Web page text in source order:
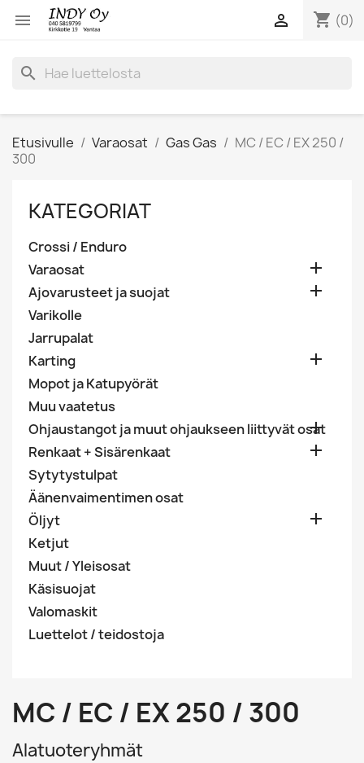
 shopping_cart (0)

search
Etusivulle Varaosat Gas Gas
MC / EC / EX 250 /
300
KATEGORIAT
Crossi / Enduro
Varaosat

Ajovarusteet ja suojat 
Varikolle
Jarrupalat
Karting

Mopot ja Katupyörät
Muu vaatetus
Ohjaustangot ja muut ohjaukseen liittyvät osat

Renkaat + Sisärenkaat 
Sytytystulpat
Äänenvaimentimen osat
Öljyt

Ketjut
Muut / Yleisosat
Käsisuojat
Valomaskit
Luettelot / teidostoja
MC / EC / EX 250 / 300
Alatuoteryhmät